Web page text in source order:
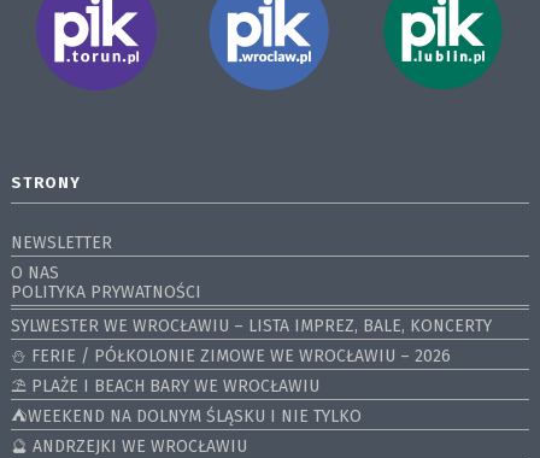
STRONY
NEWSLETTER
O NAS
POLITYKA PRYWATNOŚCI
SYLWESTER WE WROCŁAWIU – LISTA IMPREZ, BALE, KONCERTY
⛄️ FERIE / PÓŁKOLONIE ZIMOWE WE WROCŁAWIU – 2026
⛱️ PLAŻE I BEACH BARY WE WROCŁAWIU
⛺️WEEKEND NA DOLNYM ŚLĄSKU I NIE TYLKO
🔮 ANDRZEJKI WE WROCŁAWIU